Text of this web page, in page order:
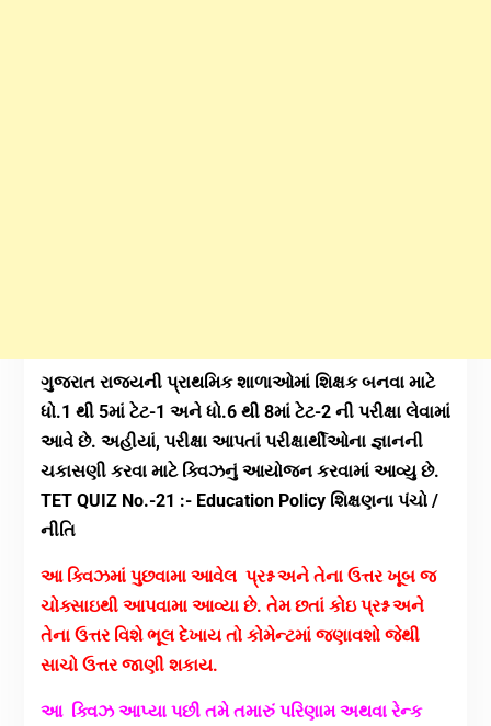
ગુજરાત રાજયની પ્રાથમિક શાળાઓમાં શિક્ષક બનવા માટે
ધો.1 થી 5માં ટેટ-1 અને ધો.6 થી 8માં ટેટ-2 ની પરીક્ષા લેવામાં
આવે છે. અહીયાં, પરીક્ષા આપતાં પરીક્ષાર્થીઓના જ્ઞાનની
ચકાસણી કરવા માટે ક્વિઝનું આયોજન કરવામાં આવ્યુ છે.
TET QUIZ No.-21 :- Education Policy શિક્ષણના પંચો /
નીતિ
આ ક્વિઝમાં પુછવામા આવેલ પ્રશ્ન અને તેના ઉત્તર ખૂબ જ
ચોક્સાઇથી આપવામા આવ્યા છે. તેમ છતાં કોઇપ્રશ્ન અને
તેના ઉત્તર વિશે ભૂલ દેખાય તો કોમેન્ટમાં જણાવશો જેથી
સાચો ઉત્તર જાણી શકાય.
આ ક્વિઝ આપ્યા પછી તમે તમારું પરિણામ અથવા રેન્ક